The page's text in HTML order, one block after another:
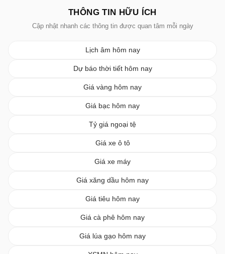
THÔNG TIN HỮU ÍCH
Cập nhật nhanh các thông tin được quan tâm mỗi ngày
Lịch âm hôm nay
Dự báo thời tiết hôm nay
Giá vàng hôm nay
Giá bạc hôm nay
Tỷ giá ngoại tệ
Giá xe ô tô
Giá xe máy
Giá xăng dầu hôm nay
Giá tiêu hôm nay
Giá cà phê hôm nay
Giá lúa gạo hôm nay